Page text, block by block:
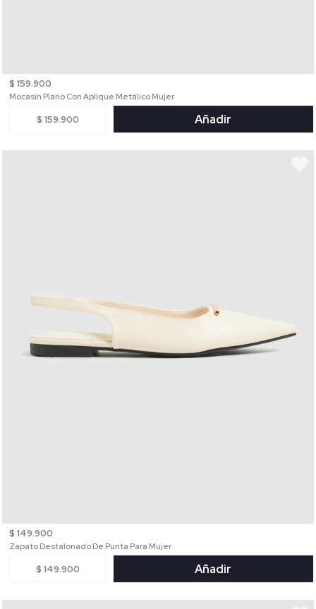
$ 159.900
Mocasín Plano Con Aplique Metálico Mujer
$ 159.900 Añadir
$ 149.900
Zapato Destalonado De Punta Para Mujer
$ 149.900 Añadir